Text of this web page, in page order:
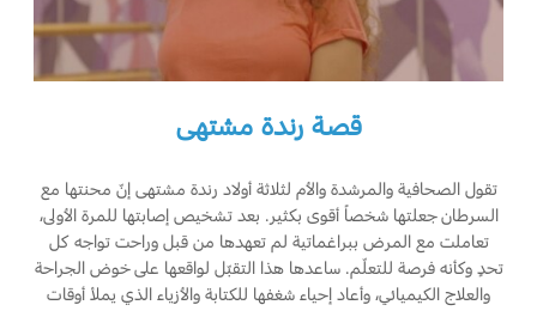
قصة رندة مشتهى
تقول الصحافية والمرشدة والأم لثلاثة أولاد رندة مشتهى إنّ محنتها مع
السرطان جعلتها شخصاً أقوى بكثير. بعد تشخيص إصابتها للمرة الأولى،
تعاملت مع المرض ببراغماتية لم تعهدها من قبل وراحت تواجه كل
تحدٍ وكأنه فرصة للتعلّم. ساعدها هذا التقبّل لواقعها على خوض الجراحة
والعلاج الكيميائي، وأعاد إحياء شغفها للكتابة والأزياء الذي يملأ أوقات